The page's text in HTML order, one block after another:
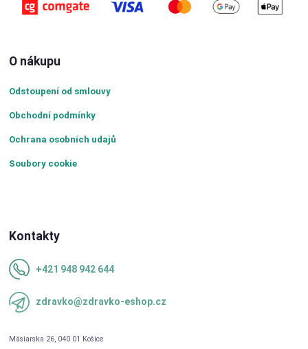
O nákupu
Odstoupení od smlouvy
Obchodní podmínky
Ochrana osobních udajů
Soubory cookie
Kontakty
+421 948 942 644
zdravko@zdravko-eshop.cz